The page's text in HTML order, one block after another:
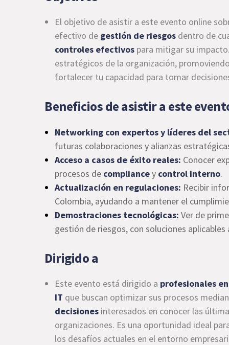
El objetivo de asistir a este evento online
efectivo de gestión de riesgos dentro de
controles efectivos para mitigar su
estratégicos de la organización,
fortalecer tu capacidad para tomar
Beneficios de asistir a este
Networking con expertos y líderes del
futuras colaboraciones y alianzas
Acceso a casos de éxito reales: Conocer
procesos de compliancey control interno.
Actualización en regulaciones: Recibir
Colombia, ayudando a mantener el
Demostraciones tecnológicas: Ver de
gestión de riesgos, con soluciones
Dirigido a
Este evento está dirigido a profesionales
IT que buscan optimizar sus procesos
decisiones interesados en conocer las
organizaciones. Es una oportunidad ideal
los desafíos actuales en el entorno